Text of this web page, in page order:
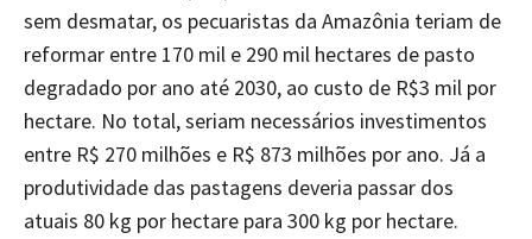
sem desmatar, os pecuaristas da Amazônia teriam de
reformar entre 170 mil e 290 mil hectares de pasto
degradado por ano até 2030, ao custo de R$3 mil por
hectare. No total, seriam necessários investimentos
entre R$ 270 milhões e R$ 873 milhões por ano. Já a
produtividade das pastagens deveria passar dos
atuais 80 kg por hectare para 300 kg por hectare.